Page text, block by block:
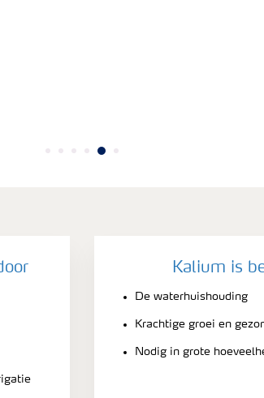
Kalium is
De waterhuishouding
Krachtige groei en
Nodig in grote